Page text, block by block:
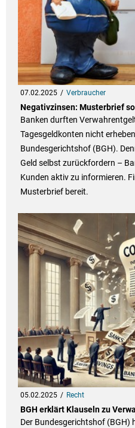
07.02.2025 Verbraucher
Negativzinsen: Musterbrief
Banken durften
Tagesgeldkonten nicht
Bundesgerichtshof (BGH).
Geld selbst zurückfordern –
Kunden aktiv zu informieren.
Musterbrief bereit.
05.02.2025 Recht
BGH erklärt Klauseln zu
Der Bundesgerichtshof (BGH)